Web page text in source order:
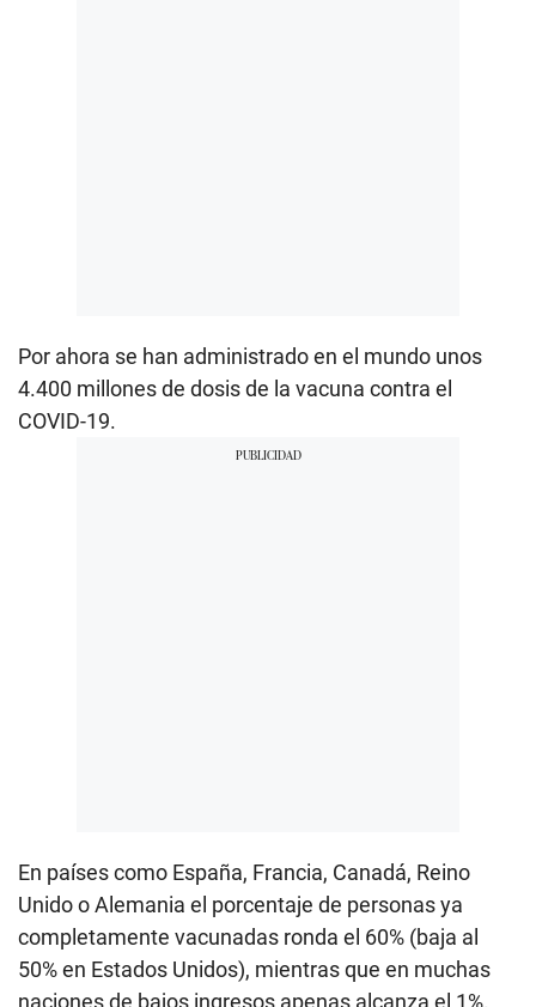
Por ahora se han administrado en el mundo unos
4.400 millones de dosis de la vacuna contra el
COVID-19.
En países como España, Francia, Canadá, Reino
Unido o Alemania el porcentaje de personas ya
completamente vacunadas ronda el 60% (baja al
50% en Estados Unidos), mientras que en muchas
naciones de bajos ingresos apenas alcanza el 1%.